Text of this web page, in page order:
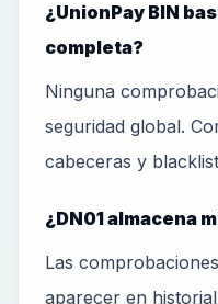
¿UnionPay BIN
completa?
Ninguna
seguridad global.
cabeceras y
¿DN01 almacena
Las
aparecer en